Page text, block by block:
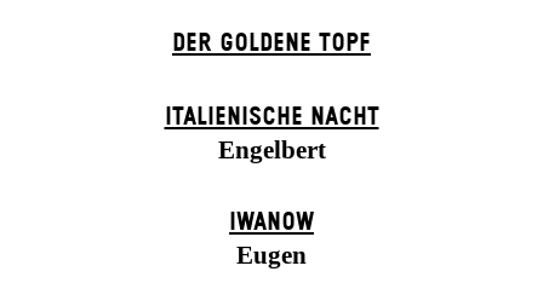
DER GOLDENE TOPF
ITALIENISCHE NACHT
Engelbert
IWANOW
Eugen